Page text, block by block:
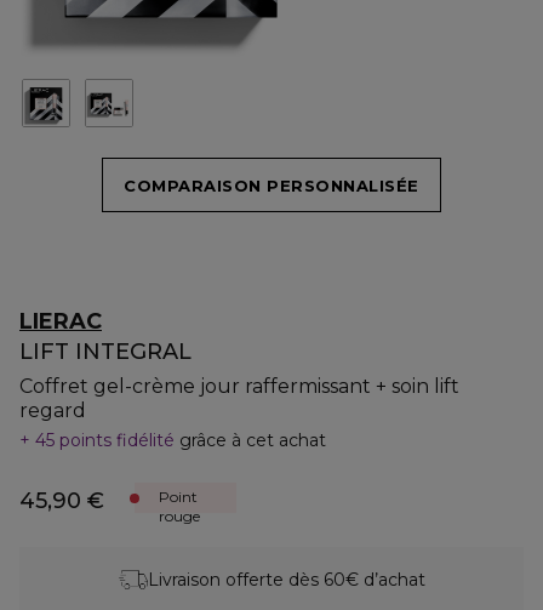
COMPARAISON PERSONNALISÉE
LIERAC
LIFT INTEGRAL
Coffret gel-crème jour raffermissant + soin lift
regard
45 points fidélité grâce à cet achat
45,90 €
Point
rouge
Livraison offerte dès 60€ d’achat